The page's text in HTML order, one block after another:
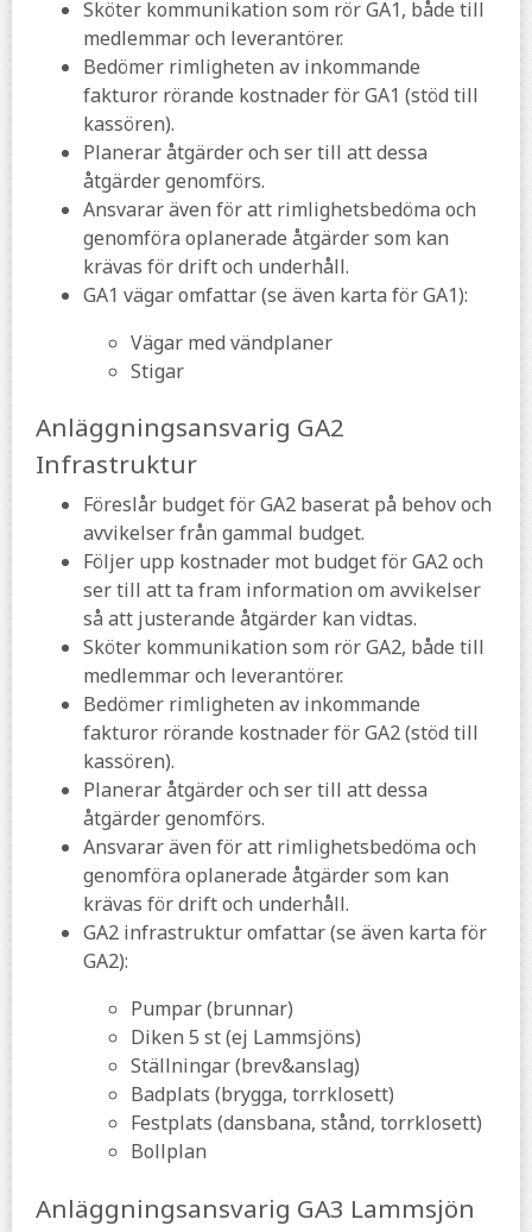
Sköter kommunikation som rör GA1, både till
medlemmar och leverantörer.
Bedömer rimligheten av inkommande
fakturor rörande kostnader för GA1 (stöd till
kassören).
Planerar åtgärder och ser till att dessa
åtgärder genomförs.
Ansvarar även för att rimlighetsbedöma och
genomföra oplanerade åtgärder som kan
krävas för drift och underhåll.
GA1 vägar omfattar (se även karta för GA1):
Vägar med vändplaner
Stigar
Anläggningsansvarig GA2
Infrastruktur
Föreslår budget för GA2 baserat på behov och
avvikelser från gammal budget.
Följer upp kostnader mot budget för GA2 och
ser till att ta fram information om avvikelser
så att justerande åtgärder kan vidtas.
Sköter kommunikation som rör GA2, både till
medlemmar och leverantörer.
Bedömer rimligheten av inkommande
fakturor rörande kostnader för GA2 (stöd till
kassören).
Planerar åtgärder och ser till att dessa
åtgärder genomförs.
Ansvarar även för att rimlighetsbedöma och
genomföra oplanerade åtgärder som kan
krävas för drift och underhåll.
GA2 infrastruktur omfattar (se även karta för
GA2):
Pumpar (brunnar)
Diken 5 st (ej Lammsjöns)
Ställningar (brev&anslag)
Badplats (brygga, torrklosett)
Festplats (dansbana, stånd, torrklosett)
Bollplan
Anläggningsansvarig GA3 Lammsjön